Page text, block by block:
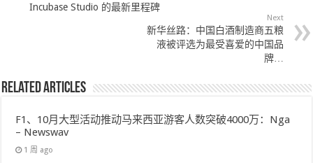
Incubase Studio 的最新里程碑
Next
新华丝路：中国白酒制造商五粮
液被评选为最受喜爱的中国品
牌…
Related Articles
F1、10月大型活动推动马来西亚游客人数突破4000万：Nga
– Newswav
1 周 ago